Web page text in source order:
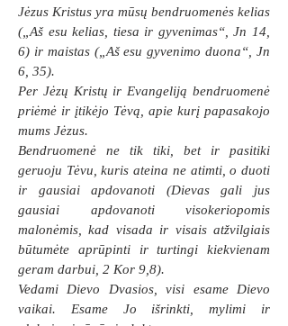
Jėzus Kristus yra mūsų bendruomenės kelias
(„Aš esu kelias, tiesa ir gyvenimas“, Jn 14,
6) ir maistas („Aš esu gyvenimo duona“, Jn
6, 35).
Per Jėzų Kristų ir Evangeliją bendruomenė
priėmė ir įtikėjo Tėvą, apie kurį papasakojo
mums Jėzus.
Bendruomenė ne tik tiki, bet ir pasitiki
geruoju Tėvu, kuris ateina ne atimti, o duoti
ir gausiai apdovanoti (Dievas gali jus
gausiai apdovanoti visokeriopomis
malonėmis, kad visada ir visais atžvilgiais
būtumėte aprūpinti ir turtingi kiekvienam
geram darbui, 2 Kor 9,8).
Vedami Dievo Dvasios, visi esame Dievo
vaikai. Esame Jo išrinkti, mylimi ir